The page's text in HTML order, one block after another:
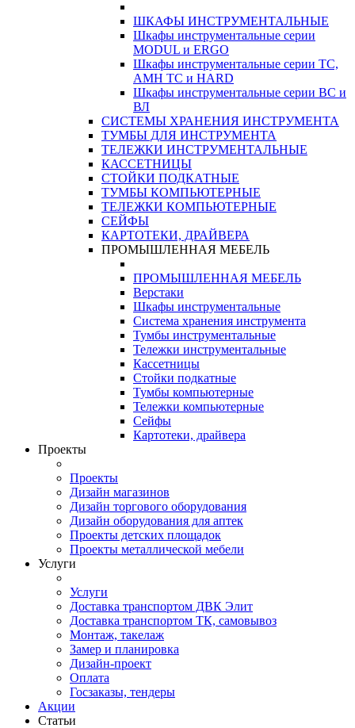
ШКАФЫ ИНСТРУМЕНТАЛЬНЫЕ
Шкафы инструментальные серии
MODUL и ERGO
Шкафы инструментальные серии ТС,
АМН ТС и HARD
Шкафы инструментальные серии ВС и
ВЛ
СИСТЕМЫ ХРАНЕНИЯ ИНСТРУМЕНТА
ТУМБЫ ДЛЯ ИНСТРУМЕНТА
ТЕЛЕЖКИ ИНСТРУМЕНТАЛЬНЫЕ
КАССЕТНИЦЫ
СТОЙКИ ПОДКАТНЫЕ
ТУМБЫ КОМПЬЮТЕРНЫЕ
ТЕЛЕЖКИ КОМПЬЮТЕРНЫЕ
СЕЙФЫ
КАРТОТЕКИ, ДРАЙВЕРА
ПРОМЫШЛЕННАЯ МЕБЕЛЬ
ПРОМЫШЛЕННАЯ МЕБЕЛЬ
Верстаки
Шкафы инструментальные
Система хранения инструмента
Тумбы инструментальные
Тележки инструментальные
Кассетницы
Стойки подкатные
Тумбы компьютерные
Тележки компьютерные
Сейфы
Картотеки, драйвера
Проекты
Проекты
Дизайн магазинов
Дизайн торгового оборудования
Дизайн оборудования для аптек
Проекты детских площадок
Проекты металлической мебели
Услуги
Услуги
Доставка транспортом ДВК Элит
Доставка транспортом ТК, самовывоз
Монтаж, такелаж
Замер и планировка
Дизайн-проект
Оплата
Госзаказы, тендеры
Акции
Статьи